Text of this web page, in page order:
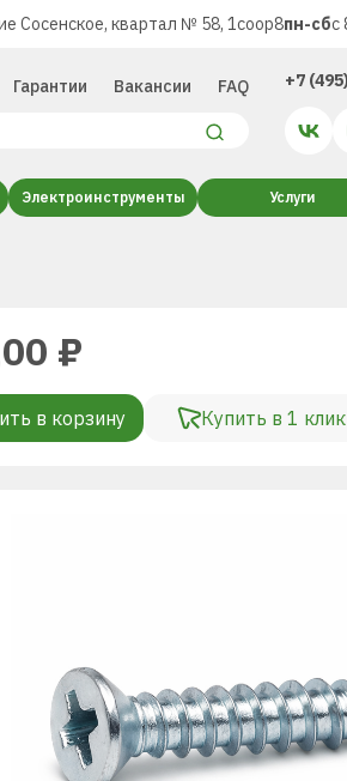
Сосенское, квартал № 58, 1соор8пн-сбс
Гарантии Вакансии FAQ +7
Электроинструменты Услуги
₽
в корзину Купить в 1 клик